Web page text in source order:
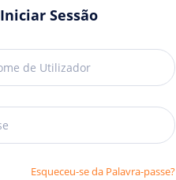
Iniciar Sessão
Esqueceu-se da Palavra-passe?